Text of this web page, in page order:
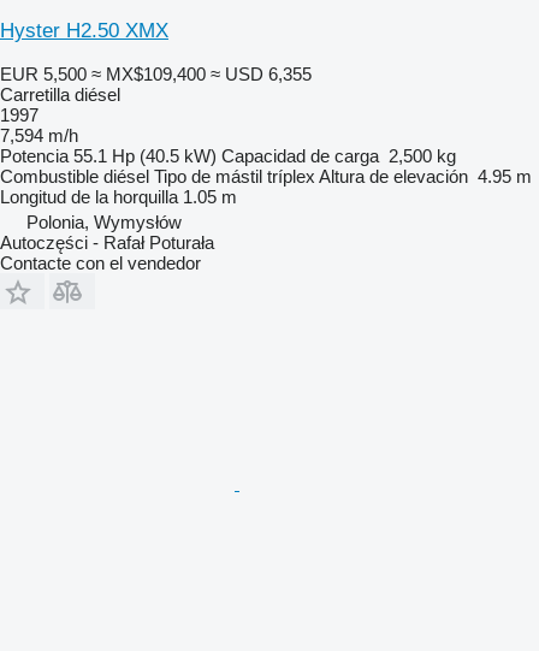
Hyster H2.50 XMX
EUR 5,500 ≈ MX$109,400 ≈ USD 6,355
Carretilla diésel
1997
7,594 m/h
Potencia 55.1 Hp (40.5 kW) Capacidad de carga 2,500 kg
Combustible diésel Tipo de mástil tríplex Altura de elevación 4.95 m
Longitud de la horquilla 1.05 m
Polonia, Wymysłów
Autoczęści - Rafał Poturała
Contacte con el vendedor